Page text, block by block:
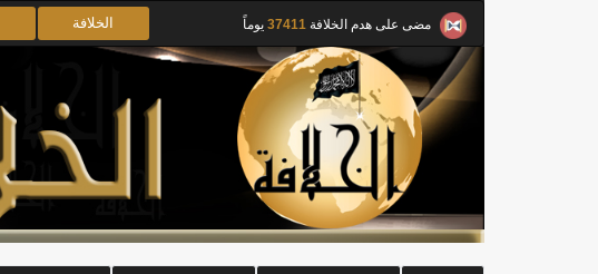
مضى على هدم الخلافة 37411 يوماً الخلافة